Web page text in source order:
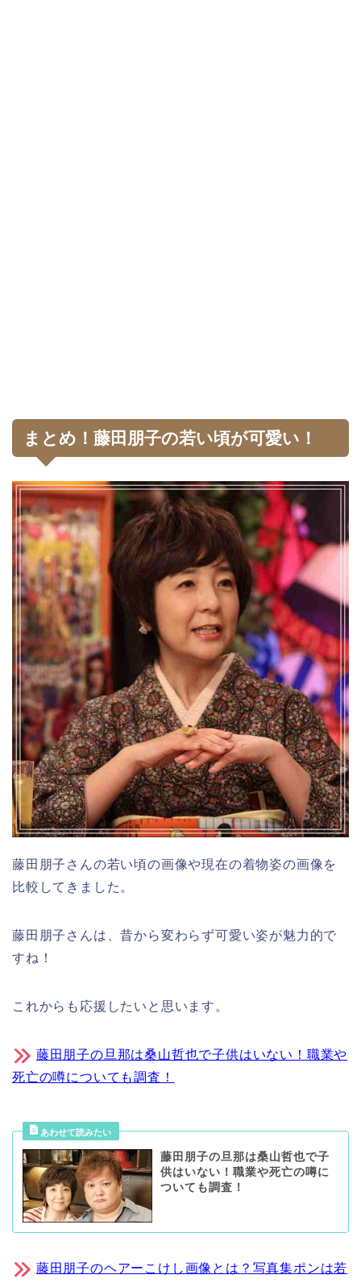
まとめ！藤田朋子の若い頃が可愛い！
藤田朋子さんの若い頃の画像や現在の着物姿の画像を
比較してきました。
藤田朋子さんは、昔から変わらず可愛い姿が魅力的で
すね！
これからも応援したいと思います。
藤田朋子の旦那は桑山哲也で子供はいない！職業や
死亡の噂についても調査！
藤田朋子の旦那は桑山哲也で子
供はいない！職業や死亡の噂に
ついても調査！
藤田朋子のヘアーこけし画像とは？写真集ポンは若